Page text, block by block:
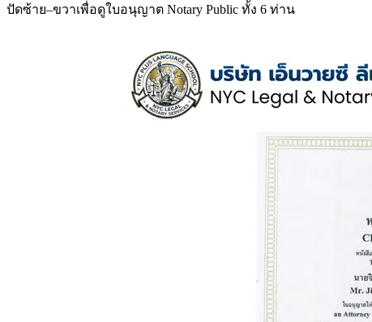
ปัดซ้าย–ขวาเพื่อดูใบอนุญาต Notary Public ทั้ง 6 ท่าน